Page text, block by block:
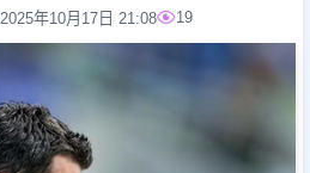
2025年10月17日 21:08 19